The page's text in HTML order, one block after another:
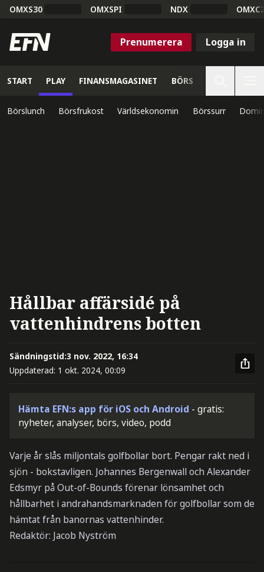
OMXS30 OMXSPI NDX
Prenumerera Logga in
START PLAY FINANSMAGASINET BÖRS
Börslunch Börsfrukost Världsekonomin Börssurr
Hållbar affärsidé på
vattenhindrens botten
Sändningstid:3 nov. 2022, 16:34
Uppdaterad: 1 okt. 2024, 00:09
Hämta EFN:s app för iOS och Android - gratis:
nyheter, analyser, börs, video, podd
Varje år slås miljontals golfbollar bort. Pengar rakt ned i
sjön - bokstavligen. Johannes Bergenwall och Alexander
Edsmyr på Out-of-Bounds förenar lönsamhet och
hållbarhet i andrahandsmarknaden för golfbollar som de
hämtat från banornas vattenhinder.
Redaktör: Jacob Nyström